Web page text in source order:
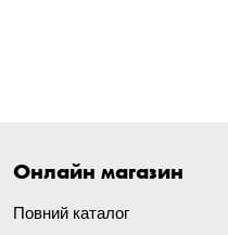
Онлайн магазин
Повний каталог